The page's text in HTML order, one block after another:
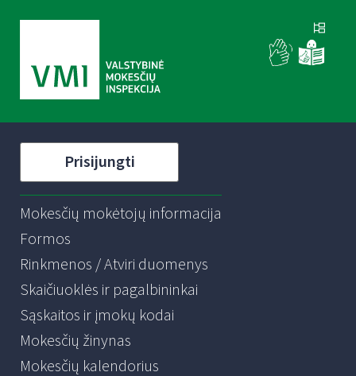
Prisijungti
Mokesčių mokėtojų informacija
Formos
Rinkmenos / Atviri duomenys
Skaičiuoklės ir pagalbininkai
Sąskaitos ir įmokų kodai
Mokesčių žinynas
Mokesčių kalendorius